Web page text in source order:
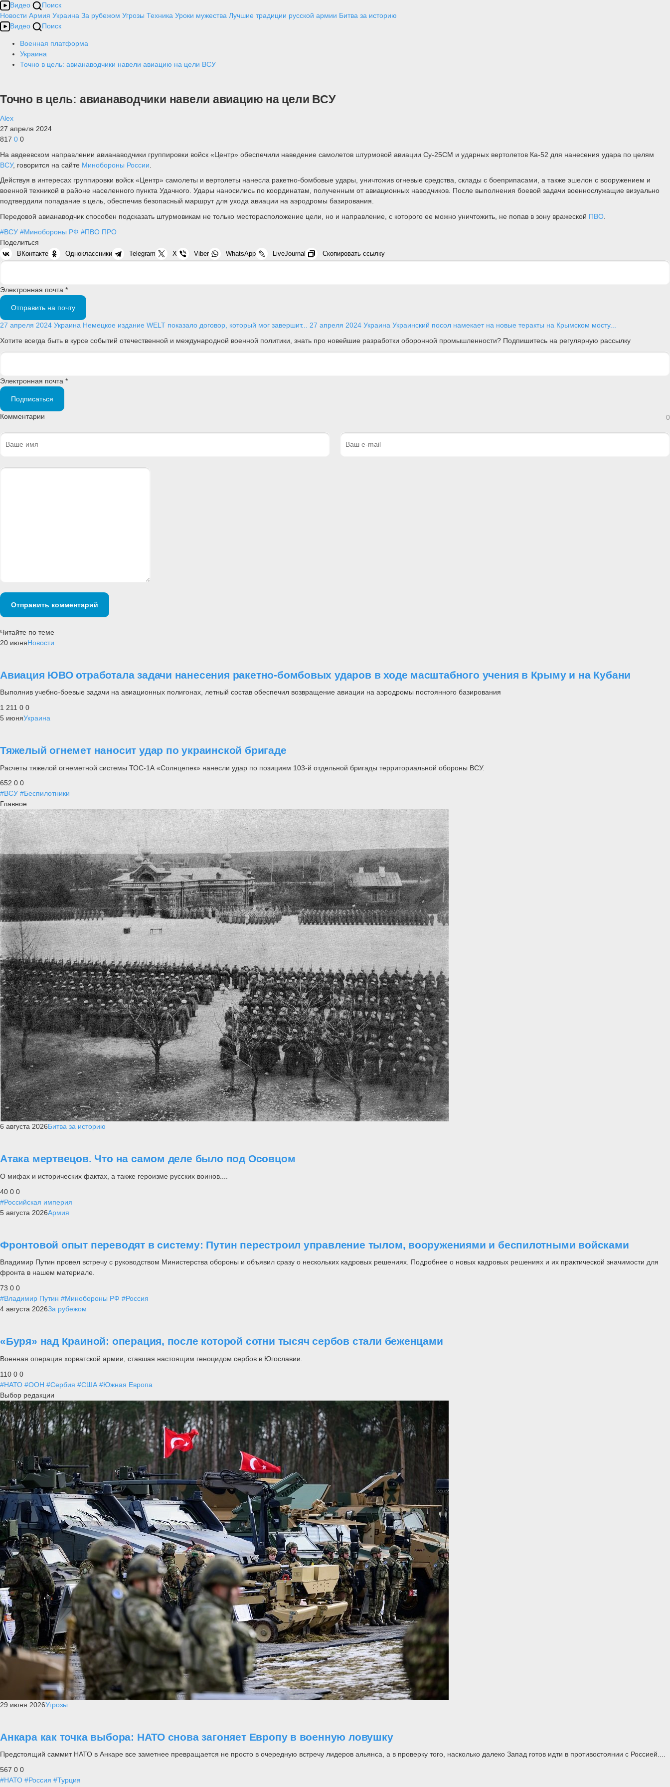
Видео
Поиск
Новости Армия Украина За рубежом Угрозы Техника Уроки мужества Лучшие традиции русской армии Битва за историю
Видео
Поиск
Военная платформа
Украина
Точно в цель: авианаводчики навели авиацию на цели ВСУ
Точно в цель: авианаводчики навели авиацию на цели ВСУ
Alex
27 апреля 2024
817 0 0
На авдеевском направлении авианаводчики группировки войск «Центр» обеспечили наведение самолетов штурмовой авиации Су-25СМ и ударных вертолетов Ка-52 для нанесения удара по целям
ВСУ, говорится на сайте Минобороны России
Действуя в интересах группировки войск «Центр» самолеты и вертолеты нанесла ракетно-бомбовые удары, уничтожив огневые средства, склады с боеприпасами, а также эшелон с вооружением и
военной техникой в районе населенного пункта Удачного. Удары наносились по координатам, полученным от авиационных наводчиков. После выполнения боевой задачи военнослужащие визуально
подтвердили попадание в цель, обеспечив безопасный маршрут для ухода авиации на аэродромы базирования.
Передовой авианаводчик способен подсказать штурмовикам не только месторасположение цели, но и направление, с которого ее можно уничтожить, не попав в зону вражеской ПВО
#ВСУ #Минобороны РФ #ПВО ПРО
Поделиться
ВКонтакте Одноклассники Telegram X Viber WhatsApp LiveJournal Скопировать ссылку
Электронная почта *
Отправить на почту
27 апреля 2024 Украина Немецкое издание WELT показало договор, который мог завершит... 27 апреля 2024 Украина Украинский посол намекает на новые теракты на Крымском мосту...
Хотите всегда быть в курсе событий отечественной и международной военной политики, знать про новейшие разработки оборонной промышленности? Подпишитесь на регулярную рассылку
Электронная почта *
Подписаться
Комментарии 0
Отправить комментарий
Читайте по теме
20 июняНовости
Авиация ЮВО отработала задачи нанесения ракетно-бомбовых ударов в ходе масштабного учения в Крыму и на Кубани
Выполнив учебно-боевые задачи на авиационных полигонах, летный состав обеспечил возвращение авиации на аэродромы постоянного базирования
1 211 0 0
5 июняУкраина
Тяжелый огнемет наносит удар по украинской бригаде
Расчеты тяжелой огнеметной системы ТОС-1А «Солнцепек» нанесли удар по позициям 103-й отдельной бригады территориальной обороны ВСУ.
652 0 0
#ВСУ #Беспилотники
Главное
6 августа 2026Битва за историю
Атака мертвецов. Что на самом деле было под Осовцом
О мифах и исторических фактах, а также героизме русских воинов....
40 0 0
#Российская империя
5 августа 2026Армия
Фронтовой опыт переводят в систему: Путин перестроил управление тылом, вооружениями и беспилотными войсками
Владимир Путин провел встречу с руководством Министерства обороны и объявил сразу о нескольких кадровых решениях. Подробнее о новых кадровых решениях и их практической значимости для
фронта в нашем материале.
73 0 0
#Владимир Путин #Минобороны РФ #Россия
4 августа 2026За рубежом
«Буря» над Краиной: операция, после которой сотни тысяч сербов стали беженцами
Военная операция хорватской армии, ставшая настоящим геноцидом сербов в Югославии.
110 0 0
#НАТО #ООН #Сербия #США #Южная Европа
Выбор редакции
29 июня 2026Угрозы
Анкара как точка выбора: НАТО снова загоняет Европу в военную ловушку
Предстоящий саммит НАТО в Анкаре все заметнее превращается не просто в очередную встречу лидеров альянса, а в проверку того, насколько далеко Запад готов идти в противостоянии с Россией....
567 0 0
#НАТО #Россия #Турция